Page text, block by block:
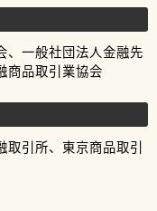
、一般社団法人金融先
商品取引業協会
引所、東京商品取引